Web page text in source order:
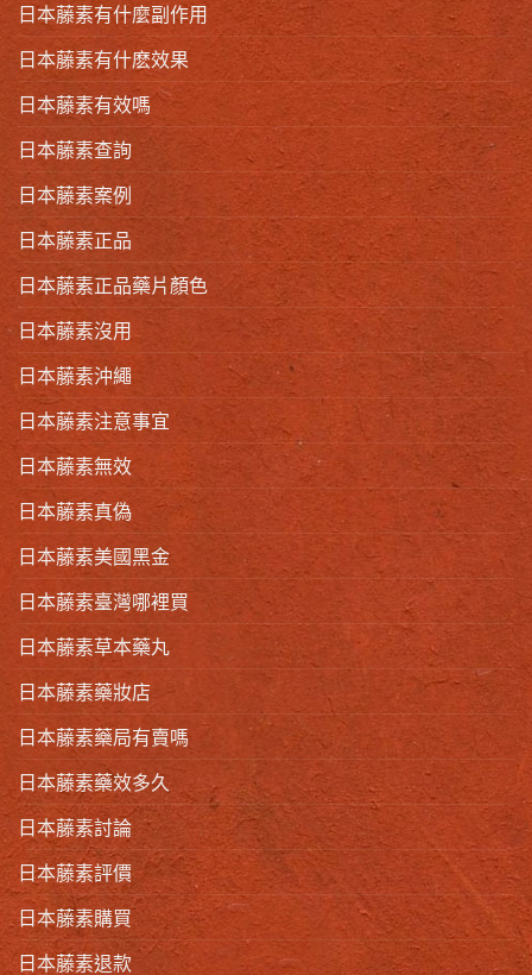
日本藤素有什麼副作用
日本藤素有什麽效果
日本藤素有效嗎
日本藤素查詢
日本藤素案例
日本藤素正品
日本藤素正品藥片顏色
日本藤素沒用
日本藤素沖繩
日本藤素注意事宜
日本藤素無效
日本藤素真偽
日本藤素美國黑金
日本藤素臺灣哪裡買
日本藤素草本藥丸
日本藤素藥妝店
日本藤素藥局有賣嗎
日本藤素藥效多久
日本藤素討論
日本藤素評價
日本藤素購買
日本藤素退款